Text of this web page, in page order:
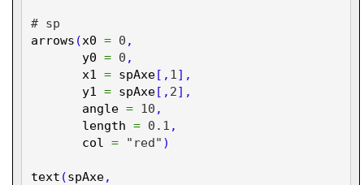
# sp
arrows (x0 = 0 ,
y0 = 0 ,
x1
= spAxe[, 1 ],
y1
= spAxe[, 2],
angle = 10 ,
length = 0.1 ,
col
= "red" )
text (spAxe,